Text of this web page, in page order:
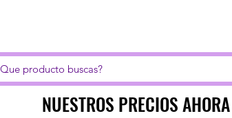
NUESTROS PRECIOS
NUESTROS PRECIOS